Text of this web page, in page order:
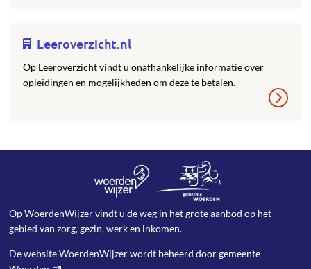
Leeroverzicht.nl
Op Leeroverzicht vindt u onafhankelijke informatie over
opleidingen en mogelijkheden om deze te betalen.
Op WoerdenWijzer vindt u de weg in het grote aanbod op het
gebied van zorg, gezin, werk en inkomen.
De website WoerdenWijzer wordt beheerd doorgemeente